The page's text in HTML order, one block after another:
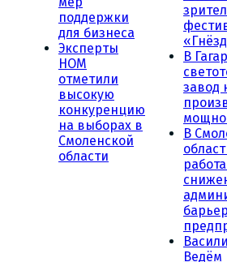
поддержки
для бизнеса
Эксперты
НОМ
отметили
высокую
конкуренцию
на выборах в
Смоленской
области
В
завод
В
Ведём